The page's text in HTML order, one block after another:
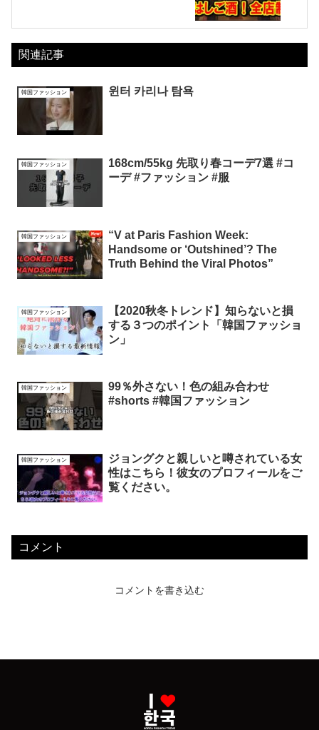
関連記事
韓国ファッション 윈터 카리나 탐욕
韓国ファッション
168cm/55kg 先取り春コーデ7選 #コ
ーデ #ファッション #服
韓国ファッション
“V at Paris Fashion Week:
Handsome or ‘Outshined’? The
Truth Behind the Viral Photos”
韓国ファッション
【2020秋冬トレンド】知らないと損
する３つのポイント「韓国ファッショ
ン」
韓国ファッション
99％外さない！色の組み合わせ
#shorts #韓国ファッション
韓国ファッション
ジョングクと親しいと噂されている女
性はこちら！彼女のプロフィールをご
覧ください。
コメント
コメントを書き込む